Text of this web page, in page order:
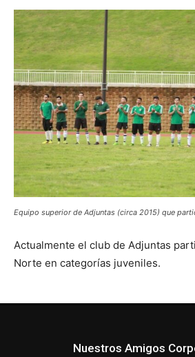
Equipo superior de Adjuntas (circa 2015) que
Actualmente el club de Adjuntas
Norte en categorías juveniles.
Nuestros Amigos